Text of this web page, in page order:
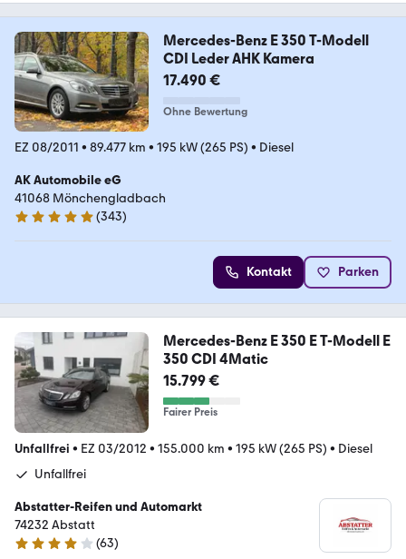
Mercedes-Benz E 350 T-Modell
CDI Leder AHK Kamera
17.490 €
Ohne Bewertung
EZ 08/2011 • 89.477 km • 195 kW (265 PS) • Diesel
AK Automobile eG
41068 Mönchengladbach
4.9 Sterne
(343)
Kontakt Parken
Mercedes-Benz E 350 E T-Modell E
350 CDI 4Matic
15.799 €
Fairer Preis
Unfallfrei • EZ 03/2012 • 155.000 km • 195 kW (265 PS) • Diesel
Unfallfrei
Abstatter-Reifen und Automarkt
74232 Abstatt
4.1 Sterne
(63)